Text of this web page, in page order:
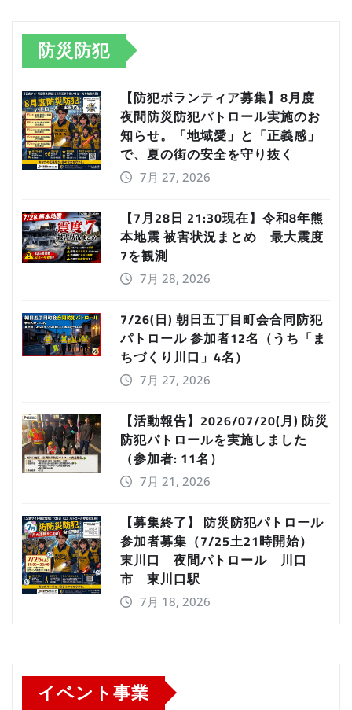
防災防犯
【防犯ボランティア募集】8月度
夜間防災防犯パトロール実施のお
知らせ。「地域愛」と「正義感」
で、夏の街の安全を守り抜く
7月 27, 2026
【7月28日 21:30現在】令和8年熊
本地震 被害状況まとめ 最大震度
7を観測
7月 28, 2026
7/26(日) 朝日五丁目町会合同防犯
パトロール 参加者12名（うち「ま
ちづくり川口」4名）
7月 27, 2026
【活動報告】2026/07/20(月) 防災
防犯パトロールを実施しました
（参加者: 11名）
7月 21, 2026
【募集終了】 防災防犯パトロール
参加者募集（7/25土21時開始）
東川口 夜間パトロール 川口
市 東川口駅
7月 18, 2026
イベント事業